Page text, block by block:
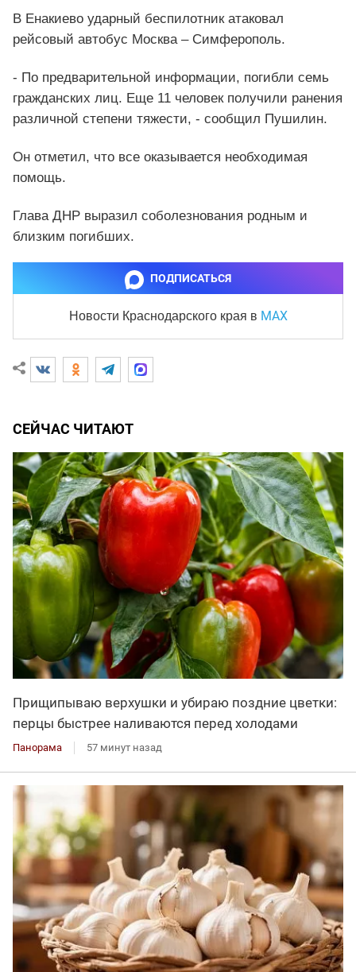
В Енакиево ударный беспилотник атаковал
рейсовый автобус Москва – Симферополь.
- По предварительной информации, погибли семь
гражданских лиц. Еще 11 человек получили ранения
различной степени тяжести, - сообщил Пушилин.
Он отметил, что все оказывается необходимая
помощь.
Глава ДНР выразил соболезнования родным и
близким погибших.
ПОДПИСАТЬСЯ
Новости Краснодарского края в MAX
СЕЙЧАС ЧИТАЮТ
Прищипываю верхушки и убираю поздние цветки:
перцы быстрее наливаются перед холодами
Панорама 57 минут назад